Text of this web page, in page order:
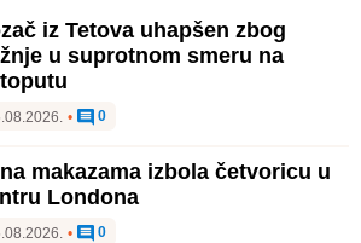
iz Tetova uhapšen zbog
u suprotnom smeru na
• 0
makazama izbola četvoricu u
Londona
• 0